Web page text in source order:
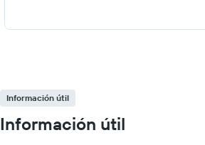
Información útil
Información útil